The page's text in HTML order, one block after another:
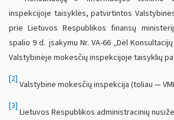
inspekcijoje taisyklės, patvirtintos
prie Lietuvos Respublikos finansų
spalio 9 d. įsakymu Nr. VA-66 „Dėl
Valstybinėje mokesčių inspekcijoje taisyklių
[2]
Valstybinė mokesčių inspekcija (toliau —
[3]
Lietuvos Respublikos administracinių